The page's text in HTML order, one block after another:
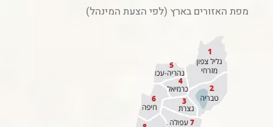
מפת האזורים בארץ (לפי הצעת המינהל)